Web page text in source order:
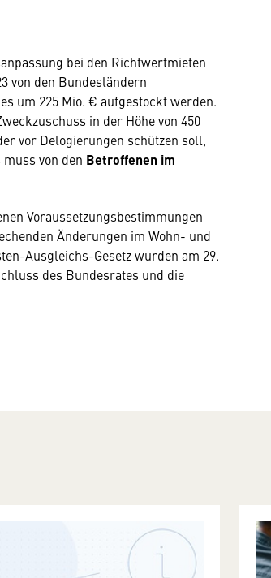
bei den Richtwertmieten
von den Bundesländern
um 225 Mio. € aufgestockt werden.
in der Höhe von 450
vor Delogierungen schützen soll,
von den Betroffenen im
Voraussetzungsbestimmungen
Änderungen im Wohn- und
Ausgleichs-Gesetz wurden am 29.
des Bundesrates und die